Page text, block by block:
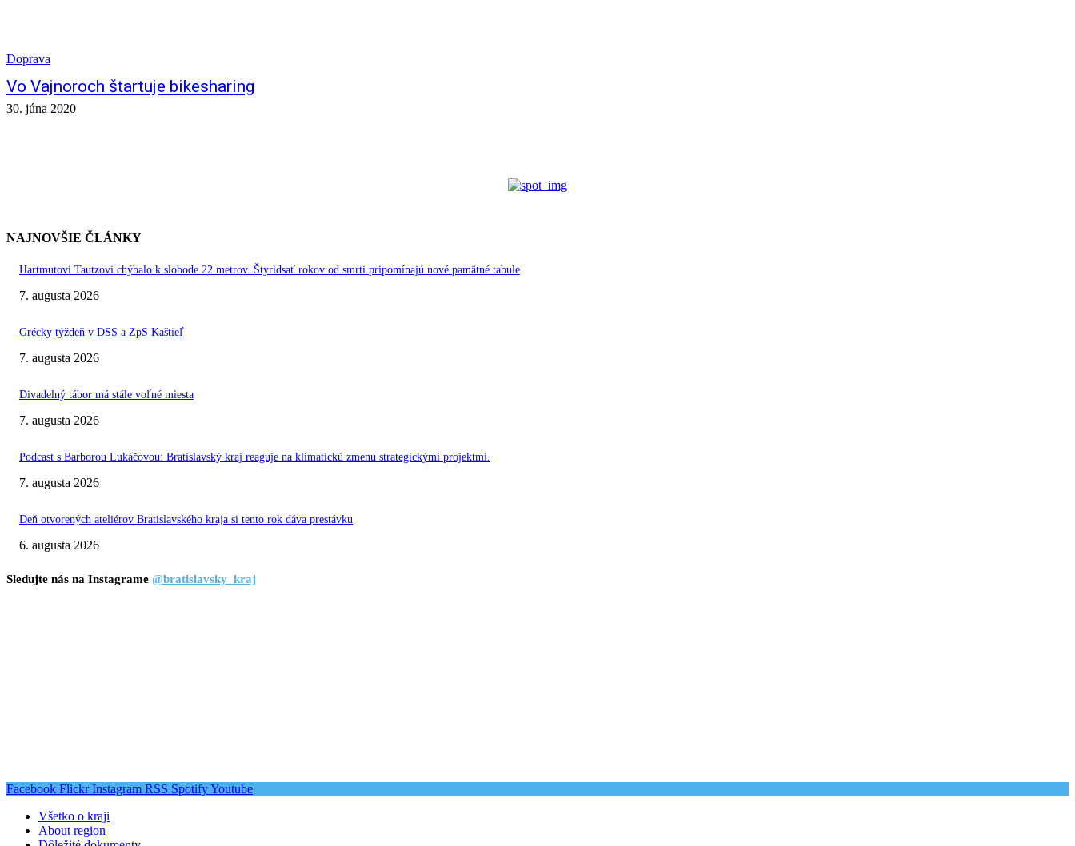
Doprava
Vo Vajnoroch štartuje bikesharing
30. júna 2020
NAJNOVŠIE ČLÁNKY
Hartmutovi Tautzovi chýbalo k slobode 22 metrov. Štyridsať rokov od smrti pripomínajú nové pamätné tabule
7. augusta 2026
Grécky týždeň v DSS a ZpS Kaštieľ
7. augusta 2026
Divadelný tábor má stále voľné miesta
7. augusta 2026
Podcast s Barborou Lukáčovou: Bratislavský kraj reaguje na klimatickú zmenu strategickými projektmi.
7. augusta 2026
Deň otvorených ateliérov Bratislavského kraja si tento rok dáva prestávku
6. augusta 2026
Sledujte nás na Instagrame @bratislavsky_kraj
Facebook Flickr Instagram RSS SpotifyYoutube
Všetko o kraji
About region